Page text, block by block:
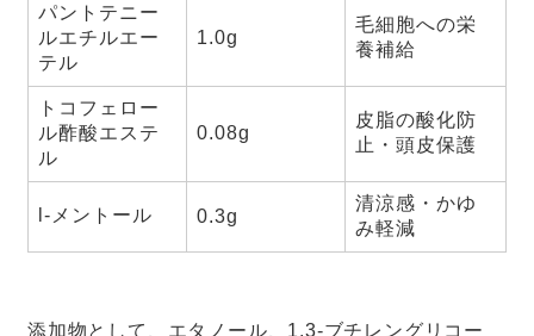
パントテニー
ルエチルエー
テル
1.0g
毛細胞への栄
養補給
トコフェロー
ル酢酸エステ
ル
0.08g
皮脂の酸化防
止・頭皮保護
l-メントール 0.3g
清涼感・かゆ
み軽減
添加物として、エタノール、1,3-ブチレングリコー